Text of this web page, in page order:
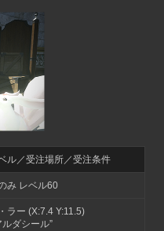
ル／受注場所／受注条件
み レベル60
ラー (X:7.4 Y:11.5)
ルダシール”